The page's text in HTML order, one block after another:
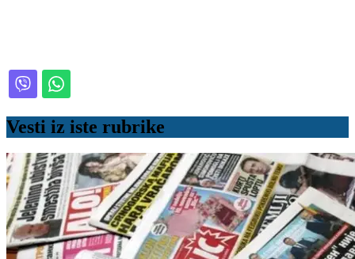
Vesti iz iste rubrike